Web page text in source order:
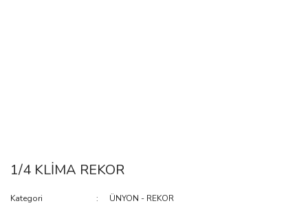
1/4 KLİMA REKOR
Kategori
ÜNYON - REKOR